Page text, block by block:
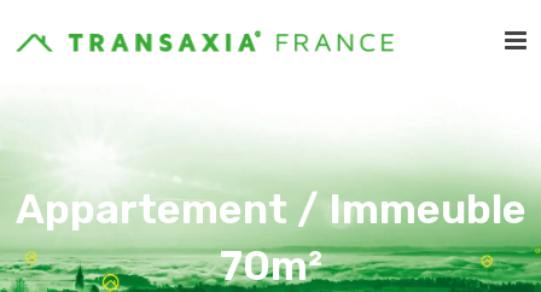
Appartement / Immeuble
70m²